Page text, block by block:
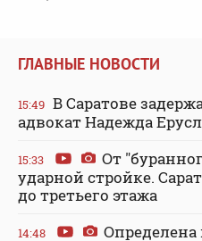
ГЛАВНЫЕ НОВОСТИ
15:49 В Саратове
адвокат Надежда
15:33
От
ударной стройке.
до третьего этажа
14:48
Определена